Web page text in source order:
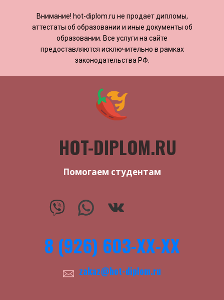
Внимание! ​​​​hot-diplom.ru не продает дипломы,
аттестаты об образовании и иные документы об
образовании. Все услуги на сайте
предоставляются исключительно в рамках
законодательства РФ.
HOT-DIPLOM.RU
Помогаем студентам
8 (926) 603-ХХ-ХХ
zakaz@hot-diplom.ru